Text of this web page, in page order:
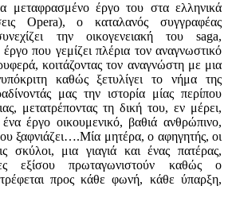
μεταφρασμένο έργο του στα ελληνικά
Opera), ο καταλανός συγγραφέας
την οικογενειακή του saga,
που γεμίζει πλέρια τον αναγνωστικό
κοιτάζοντας τον αναγνώστη με μια
καθώς ξετυλίγει το νήμα της
μας την ιστορία μίας περίπου
μετατρέποντας τη δική του, εν μέρει,
έργο οικουμενικό, βαθιά ανθρώπινο,
ξαφνιάζει….Μία μητέρα, ο αφηγητής, οι
σκύλοι, μια γιαγιά και ένας πατέρας,
εξίσου πρωταγωνιστούν καθώς ο
προς κάθε φωνή, κάθε ύπαρξη,